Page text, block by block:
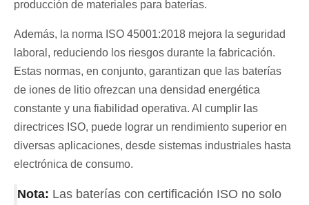
producción de materiales para baterías.
Además, la norma ISO 45001:2018 mejora la seguridad
laboral, reduciendo los riesgos durante la fabricación.
Estas normas, en conjunto, garantizan que las baterías
de iones de litio ofrezcan una densidad energética
constante y una fiabilidad operativa. Al cumplir las
directrices ISO, puede lograr un rendimiento superior en
diversas aplicaciones, desde sistemas industriales hasta
electrónica de consumo.
Nota: Las baterías con certificación ISO no solo